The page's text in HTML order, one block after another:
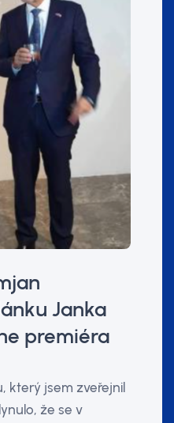
Janka
premiéra
který jsem zveřejnil
že se v